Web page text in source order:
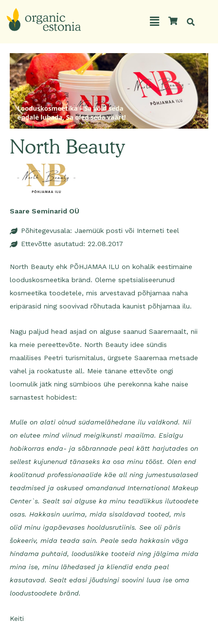
Skip
to
content
Main
North Beauty
Saare Seminarid OÜ
Põhitegevusala: Jaemüük posti või Interneti teel
Ettevõtte asutatud: 22.08.2017
North Beauty ehk PÕHJAMAA ILU on kohalik eestimaine
looduskosmeetika bränd. Oleme spetsialiseerunud
kosmeetika toodetele, mis arvestavad põhjamaa naha
eripärasid ning soovivad rõhutada kaunist põhjamaa ilu.
Nagu paljud head asjad on alguse saanud Saaremaalt, nii
ka meie pereettevõte. North Beauty idee sündis
maalilises Peetri turismitalus, ürgsete Saaremaa metsade
vahel ja rookatuste all. Meie tänane ettevõte ongi
loomulik jätk ning sümbioos ühe perekonna kahe naise
sarnastest hobidest:
Mulle on alati olnud südamelähedane ilu valdkond. Nii
on elutee mind viinud meigikunsti maailma. Esialgu
hobikorras enda- ja sõbrannade peal kätt harjutades on
sellest kujunenud tänaseks ka osa minu tööst. Olen end
koolitanud professionaalide käe all ning jumestusalased
teadmised ja oskused omandanud International Makeup
Center`s. Sealt sai alguse ka minu teadlikkus ilutoodete
osas. Hakkasin uurima, mida sisaldavad tooted, mis
olid minu igapäevases hooldusrutiinis. See oli päris
šokeeriv, mida teada sain. Peale seda hakkasin väga
hindama puhtaid, looduslikke tooteid ning jälgima mida
mina ise, minu lähedased ja kliendid enda peal
kasutavad. Sealt edasi jõudsingi soovini luua ise oma
loodustoodete bränd.
Keiti